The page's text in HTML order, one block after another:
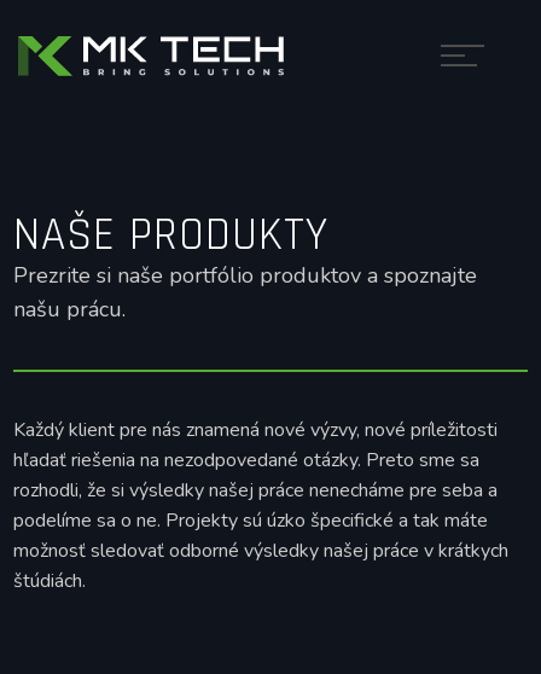
NAŠE PRODUKTY
Prezrite si naše portfólio produktov a spoznajte
našu prácu.
Každý klient pre nás znamená nové výzvy, nové príležitosti
hľadať riešenia na nezodpovedané otázky. Preto sme sa
rozhodli, že si výsledky našej práce nenecháme pre seba a
podelíme sa o ne. Projekty sú úzko špecifické a tak máte
možnosť sledovať odborné výsledky našej práce v krátkych
štúdiách.